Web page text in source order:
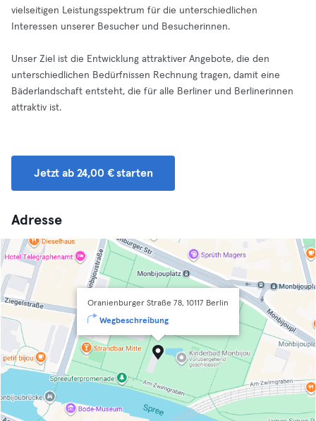
vielseitigen Leistungsspektrum für die unterschiedlichen
Interessen unserer Besucher und Besucherinnen.
Unser Ziel ist die Entwicklung attraktiver Angebote, die den
unterschiedlichen Bedürfnissen Rechnung tragen, damit eine
Bäderlandschaft entsteht, die für alle Berliner und Berlinerinnen
attraktiv ist.
Jetzt ab 24,00 € starten
Adresse
Oranienburger Straße 78, 10117 Berlin
Wegbeschreibung